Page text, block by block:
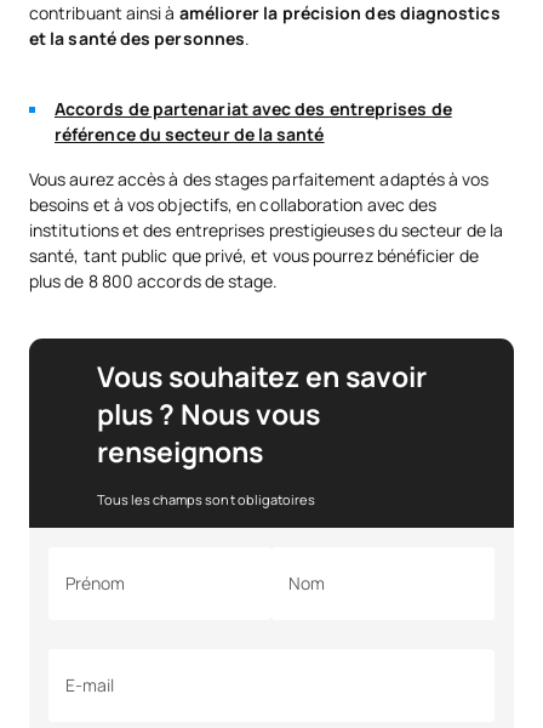
contribuant ainsi à améliorer la précision des diagnostics
et la santé des personnes.
Accords de partenariat avec des entreprises de
référence du secteur de la santé
Vous aurez accès à des stages parfaitement adaptés à vos
besoins et à vos objectifs, en collaboration avec des
institutions et des entreprises prestigieuses du secteur de la
santé, tant public que privé, et vous pourrez bénéficier de
plus de 8 800 accords de stage.
Vous souhaitez en savoir
plus ? Nous vous
renseignons
Tous les champs sont obligatoires
Prénom Nom
E-mail